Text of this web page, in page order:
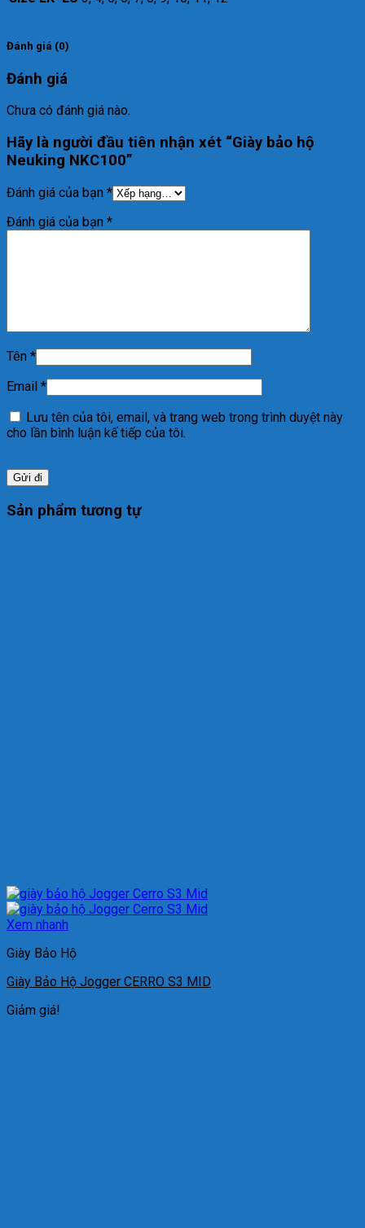
Đánh giá (0)
Đánh giá
Chưa có đánh giá nào.
Hãy là người đầu tiên nhận xét “Giày bảo hộ
Neuking NKC100”
Đánh giá của bạn *
Đánh giá của bạn *
Tên *
Email *
Lưu tên của tôi, email, và trang web trong trình duyệt này
cho lần bình luận kế tiếp của tôi.
Sản phẩm tương tự
Xem nhanh
Giày Bảo Hộ
Giày Bảo Hộ Jogger CERRO S3 MID
Giảm giá!